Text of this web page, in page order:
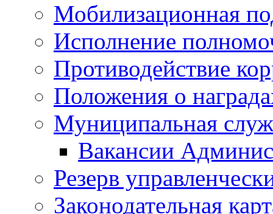
Мобилизационная
Исполнение
Противодействие
Положения о
Муниципальная
Вакансии
Резерв
Законодательная